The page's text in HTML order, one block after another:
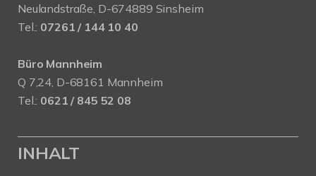
Neulandstraße, D-674889 Sinsheim
Tel.: 07261 / 144 10 40
Büro Mannheim
Q 7,24, D-68161 Mannheim
Tel.: 0621 / 845 52 08
INHALT